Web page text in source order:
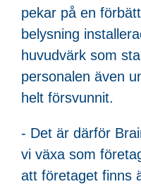
pekar på en
belysning
huvudvärk som
personalen även
helt försvunnit.
- Det är därför
vi växa som
att företaget finns